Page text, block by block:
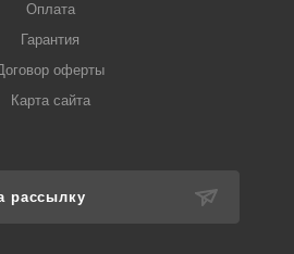
Оплата
Гарантия
оферты
Карта сайта
рассылку